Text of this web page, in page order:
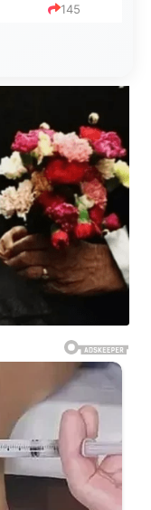
145